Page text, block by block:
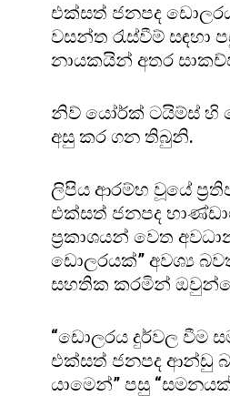
එක්සත් ජනපද
වසන්ත රැස්වීම්
නායකයින් අතර
නිව් යෝර්ක් ටයිම්ස් හි
අසු කර ගන තිබුනි.
ලිපිය ආරම්භ වූයේ
එක්සත් ජනපද
ප්‍රකාශයන් වෙත
ඩොලරයක්” අවශ්‍ය
සහතික කරමින්
“ඩොලරය දුර්වල වීම
එක්සත් ජනපද ආන්ඩු
යාමෙන්” පසු